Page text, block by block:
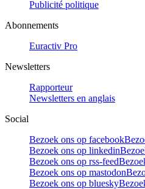
Publicité politique
Abonnements
Euractiv Pro
Newsletters
Rapporteur
Newsletters en anglais
Social
Bezoek ons op facebook
Bezoek ons op linkedin
Bezoek ons op rss-feed
Bezoek ons op mastodon
Bezoek ons op bluesky